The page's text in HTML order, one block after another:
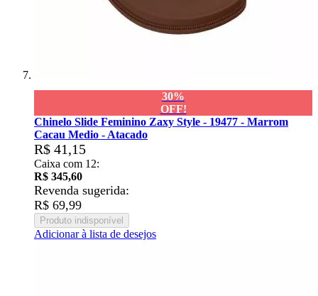
30%
OFF!
Chinelo Slide Feminino Zaxy Style - 19477 - Marrom
Cacau Medio - Atacado
R$ 41,15
Caixa com 12:
R$ 345,60
Revenda sugerida:
R$ 69,99
Produto indisponível
Adicionar à lista de desejos